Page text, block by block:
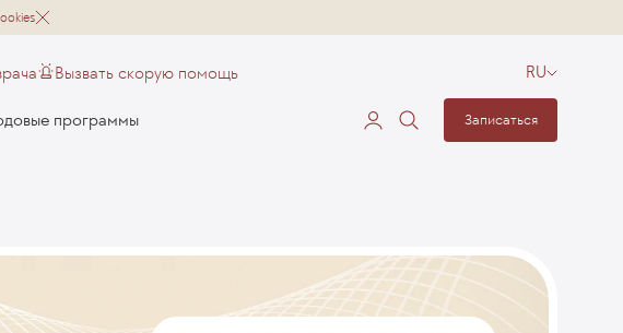
Вызвать скорую помощь RU
программы Записаться